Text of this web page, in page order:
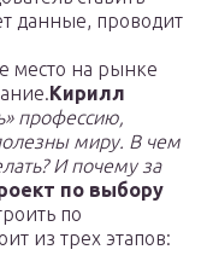
данные, проводит
место на рынке
Кирилл
профессию,
миру. В чем
И почему за
по выбору
по
из трех этапов: